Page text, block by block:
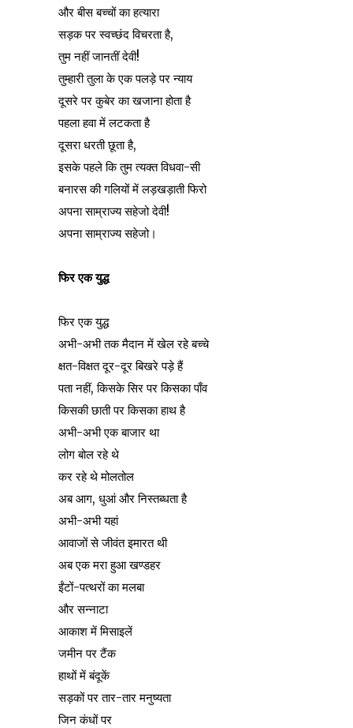
और बीस बच्चों का हत्यारा
सड़क पर स्वच्छंद विचरता है,
तुम नहीं जानतीं देवी!
तुम्हारी तुला के एक पलड़े पर न्याय
दूसरे पर कुबेर का खजाना होता है
पहला हवा में लटकता है
दूसरा धरती छूता है,
इसके पहले कि तुम त्यक्त विधवा-सी
बनारस की गलियों में लड़खड़ाती फिरो
अपना साम्राज्य सहेजो देवी!
अपना साम्राज्य सहेजो।
फिर एक युद्ध
फिर एक युद्ध
अभी-अभी तक मैदान में खेल रहे बच्चे
क्षत-विक्षत दूर-दूर बिखरे पड़े हैं
पता नहीं, किसके सिर पर किसका पाँव
किसकी छाती पर किसका हाथ है
अभी-अभी एक बाजार था
लोग बोल रहे थे
कर रहे थे मोलतोल
अब आग, धुआं और निस्तब्धता है
अभी-अभी यहां
आवाजों से जीवंत इमारत थी
अब एक मरा हुआ खण्डहर
ईंटों-पत्थरों का मलबा
और सन्नाटा
आकाश में मिसाइलें
जमीन पर टैंक
हाथों में बंदूकें
सड़कों पर तार-तार मनुष्यता
जिन कंधों पर